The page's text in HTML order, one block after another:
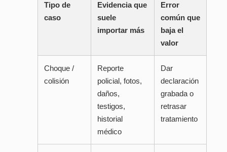
Tipo de
caso
Evidencia que
suele
importar más
Error
común que
baja el
valor
Choque /
colisión
Reporte
policial, fotos,
daños,
testigos,
historial
médico
Dar
declaración
grabada o
retrasar
tratamiento